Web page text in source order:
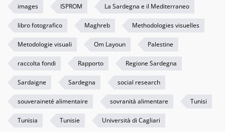
images ISPROM La Sardegna e il Mediterraneo
libro fotografico Maghreb Methodologies visuelles
Metodologie visuali Om Layoun Palestine
raccolta fondi Rapporto Regione Sardegna
Sardaigne Sardegna social research
souveraineté alimentaire sovranità alimentare Tunisi
Tunisia Tunisie Università di Cagliari